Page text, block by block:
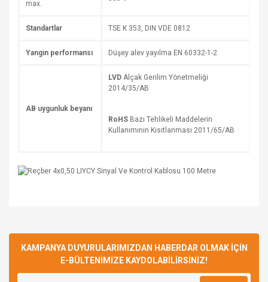
max.
Standartlar TSE K 353, DIN VDE 0812
Yangın performansı Düşey alev yayılma EN 60332-1-2
AB uygunluk beyanı
LVD Alçak Gerilim Yönetmeliği
2014/35/AB
RoHS Bazı Tehlikeli Maddelerin
Kullanımının Kısıtlanması 2011/65/AB
Yorum Yaz
KAMPANYA DUYURULARIMIZDAN HABERDAR OLMAK İÇİN
E-BÜLTENİMİZE KAYDOLABİLİRSİNİZ!